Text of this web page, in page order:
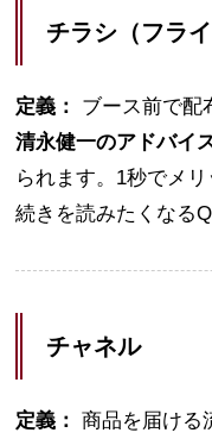
チラシ（フライ
定義：
ブース前で配
清永健一のアドバイ
られます。1秒でメ
続きを読みたくなる
チャネル
定義： 商品を届ける